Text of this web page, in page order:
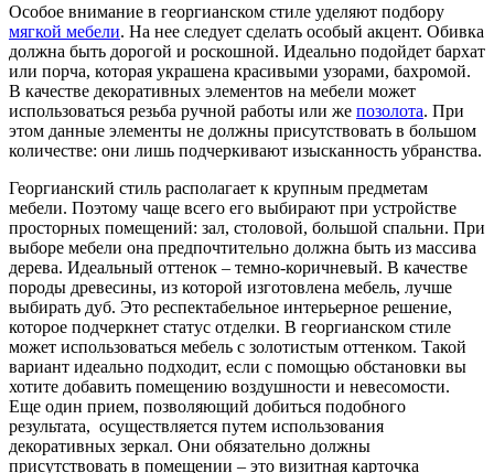
Особое внимание в георгианском стиле уделяют подбору
мягкой мебели. На нее следует сделать особый акцент. Обивка
должна быть дорогой и роскошной. Идеально подойдет бархат
или порча, которая украшена красивыми узорами, бахромой.
В качестве декоративных элементов на мебели может
использоваться резьба ручной работы или же позолота. При
этом данные элементы не должны присутствовать в большом
количестве: они лишь подчеркивают изысканность убранства.
Георгианский стиль располагает к крупным предметам
мебели. Поэтому чаще всего его выбирают при устройстве
просторных помещений: зал, столовой, большой спальни. При
выборе мебели она предпочтительно должна быть из массива
дерева. Идеальный оттенок – темно-коричневый. В качестве
породы древесины, из которой изготовлена мебель, лучше
выбирать дуб. Это респектабельное интерьерное решение,
которое подчеркнет статус отделки. В георгианском стиле
может использоваться мебель с золотистым оттенком. Такой
вариант идеально подходит, если с помощью обстановки вы
хотите добавить помещению воздушности и невесомости.
Еще один прием, позволяющий добиться подобного
результата, осуществляется путем использования
декоративных зеркал. Они обязательно должны
присутствовать в помещении – это визитная карточка